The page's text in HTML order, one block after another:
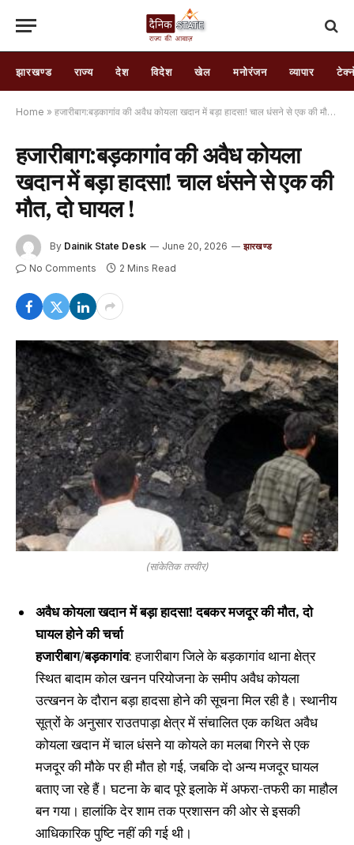
झारखण्ड राज्य देश विदेश खेल मनोरंजन व्यापार
Home » हजारीबाग:बड़कागांव की अवैध कोयला खदान में बड़ा हादसा! चाल धंसने से एक की मौत, दो घायल !
हजारीबाग:बड़कागांव की अवैध कोयला
खदान में बड़ा हादसा! चाल धंसने से एक की
मौत, दो घायल !
By Dainik State Desk June 20, 2026 झारखण्ड
No Comments 2 Mins Read
(सांकेतिक तस्वीर)
अवैध कोयला खदान में बड़ा हादसा! दबकर मजदूर की मौत, दो
घायल होने की चर्चा
हजारीबाग/बड़कागांव: हजारीबाग जिले के बड़कागांव थाना क्षेत्र
स्थित बादाम कोल खनन परियोजना के समीप अवैध कोयला
उत्खनन के दौरान बड़ा हादसा होने की सूचना मिल रही है। स्थानीय
सूत्रों के अनुसार राउतपाड़ा क्षेत्र में संचालित एक कथित अवैध
कोयला खदान में चाल धंसने या कोयले का मलबा गिरने से एक
मजदूर की मौके पर ही मौत हो गई, जबकि दो अन्य मजदूर घायल
बताए जा रहे हैं। घटना के बाद पूरे इलाके में अफरा-तफरी का माहौल
बन गया। हालांकि देर शाम तक प्रशासन की ओर से इसकी
आधिकारिक पुष्टि नहीं की गई थी।